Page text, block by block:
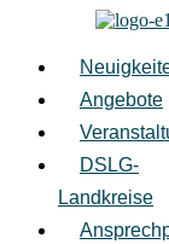
springen
Angebote
DSLG-
Landkreise